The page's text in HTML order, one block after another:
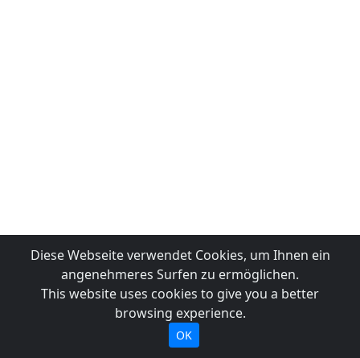
Diese Webseite verwendet Cookies, um Ihnen ein
angenehmeres Surfen zu ermöglichen.
This website uses cookies to give you a better
browsing experience.
OK